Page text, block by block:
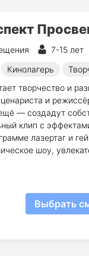
7-15 лет
Кинолагерь
творчество и
и
— создадут
клип с
лазертаг и
шоу,
Выбрать